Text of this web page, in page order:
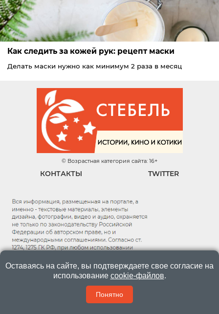
Как следить за кожей рук: рецепт маски
Делать маски нужно как минимум 2 раза в месяц
© Возрастная категория сайта: 16+
КОНТАКТЫ TWITTER
Оставаясь на сайте, вы подтверждаете свое согласие на
использование cookie-файлов.
Понятно